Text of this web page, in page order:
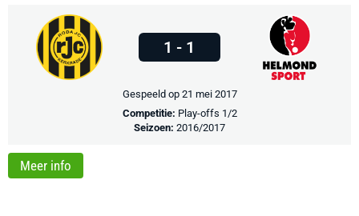
1 - 1
Gespeeld op 21 mei 2017
Competitie: Play-offs 1/2
Seizoen: 2016/2017
Meer info